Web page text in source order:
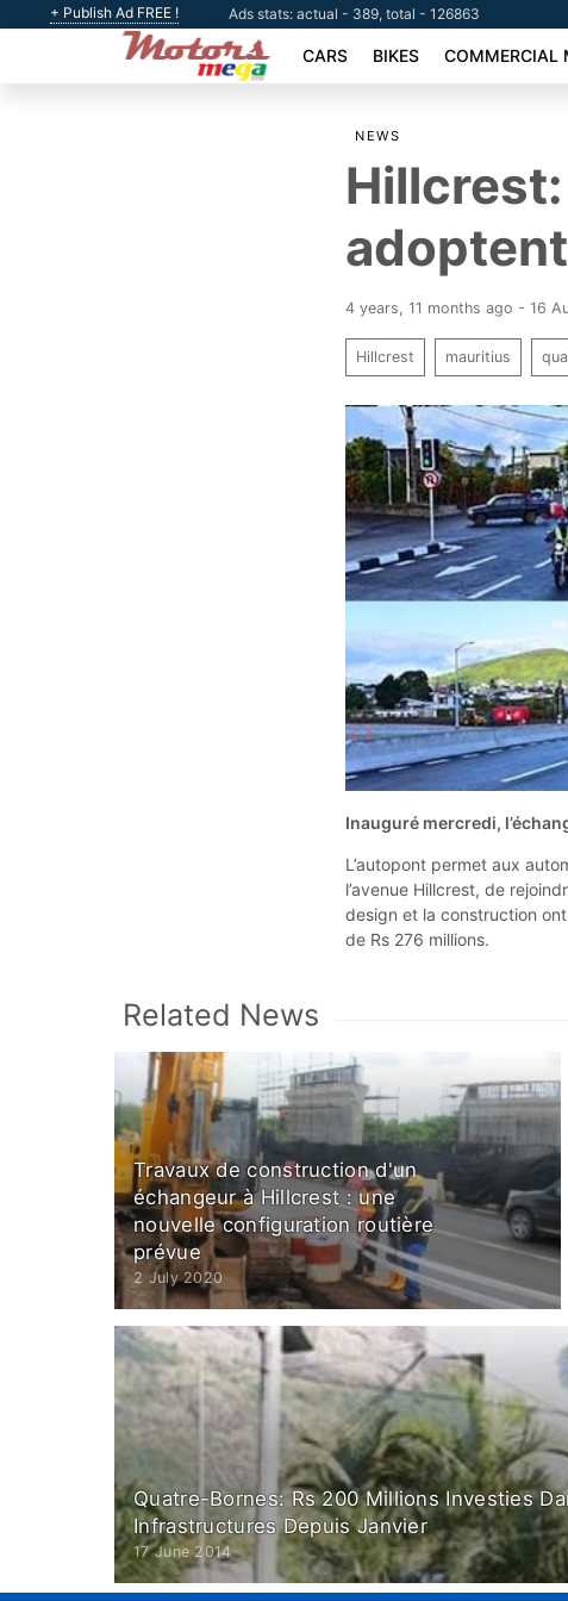
+ Publish Ad FREE ! Ads stats: actual - 389, total - 126863
CARS BIKES COMMERCIAL
NEWS
4 years, 11 months ago - 16
Hillcrest mauritius
Inauguré mercredi,
L’autopont permet aux
l’avenue Hillcrest, de
design et la construction
de Rs 276 millions.
Related News
Travaux de construction d'un
échangeur à Hillcrest : une
nouvelle configuration routière
prévue
2 July 2020
Quatre-Bornes: Rs 200 Millions Investies
Infrastructures Depuis Janvier
17 June 2014